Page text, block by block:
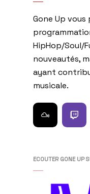
Gone Up
HipHop/Soul/
nouveautés,
ayant
musicale.
ECOUTER GONE UP